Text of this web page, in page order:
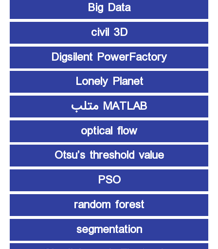
Big Data
civil 3D
Digsilent PowerFactory
Lonely Planet
MATLAB متلب
optical flow
Otsu’s threshold value
PSO
random forest
segmentation